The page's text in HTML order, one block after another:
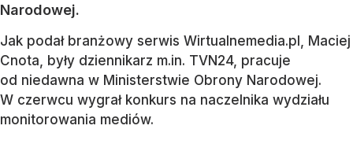
Narodowej.
Jak podał branżowy serwis Wirtualnemedia.pl, Maciej
Cnota, były dziennikarz m.in. TVN24, pracuje
od niedawna w Ministerstwie Obrony Narodowej.
W czerwcu wygrał konkurs na naczelnika wydziału
monitorowania mediów.